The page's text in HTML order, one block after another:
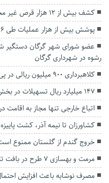
کشف بیش از ۱۲ هزار قرص غیر مجاز قاچاق در گنبدکاووس
پوشش بیش از هزار عملیات طی ۶ ماه اول سال در گلستان
عضو شورای شهر گرگان دستگیر
رشوه در شهرداری گرگان
کلاهبرداری ۹۰۰ میلیون ریالی در پی دریافت پیامک «ابلاغیه علیه شما»
۱۴۷ میلیارد ریال تسهیلات در بخش صنایع‌دستی گلستان پرداخت شد.
اتباع خارجی تنها مجاز به
کشاورزان تا نیمه آذر، کشت
خروج گندم از گلستان ممنوع
مرمت و بهسازی ۷ طرح در بافت تاریخی گلستان
مصرف نوشابه باعث افزایش